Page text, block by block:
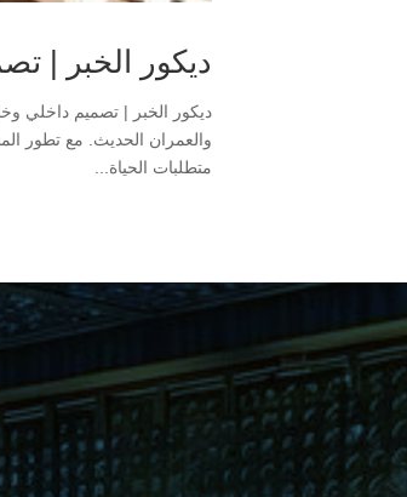
ديكور الخبر |
ديكور الخبر | تصميم داخلي
والعمران الحديث. مع تطور
متطلبات الحياة...